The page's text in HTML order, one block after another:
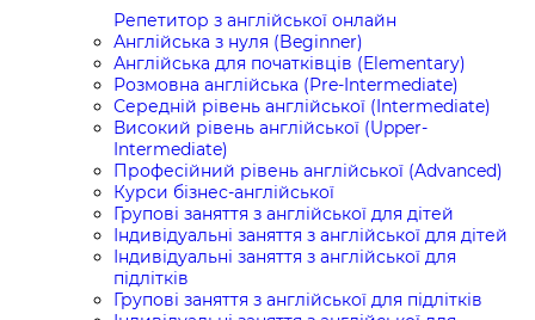
Репетитор з англійської онлайн
Англійська з нуля (Beginner)
Англійська для початківців (Elementary)
Розмовна англійська (Pre-Intermediate)
Середній рівень англійської (Intermediate)
Високий рівень англійської (Upper-
Intermediate)
Професійний рівень англійської (Advanced)
Курси бізнес-англійської
Групові заняття з англійської для дітей
Індивідуальні заняття з англійської для дітей
Індивідуальні заняття з англійської для
підлітків
Групові заняття з англійської для підлітків